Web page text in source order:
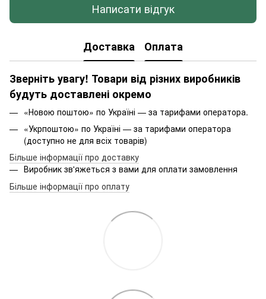
Написати відгук
Доставка Оплата
Зверніть увагу! Товари від різних виробників
будуть доставлені окремо
«Новою поштою» по Україні — за тарифами оператора.
«Укрпоштою» по Україні — за тарифами оператора
(доступно не для всіх товарів)
Більше інформації про доставку
Виробник зв'яжеться з вами для оплати замовлення
Більше інформації про оплату